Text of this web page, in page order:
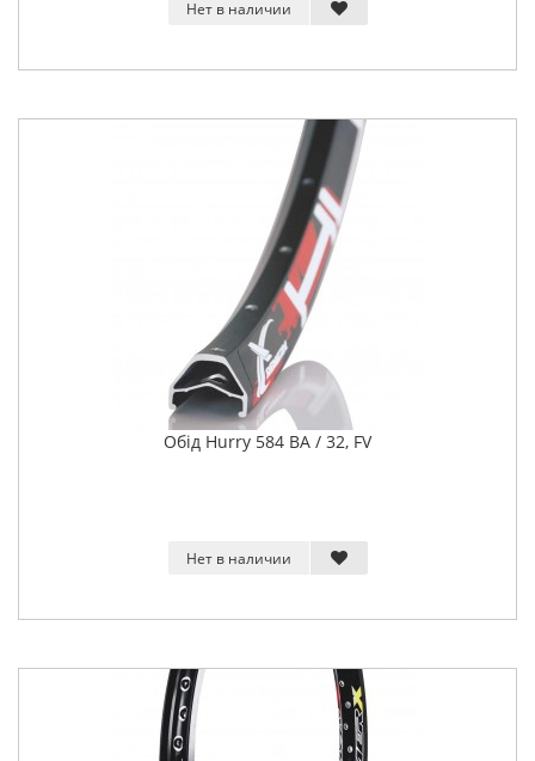
Нет в наличии
Обід Hurry 584 BA / 32, FV
Нет в наличии